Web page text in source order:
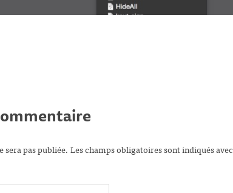
sera pas publiée. Les champs obligatoires sont indiqués avec